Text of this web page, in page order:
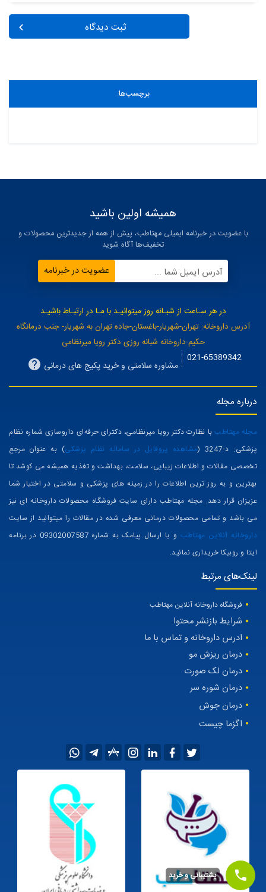
همیشه اولین باشید
با عضویت در خبرنامه ایمیلی مهتاطب، پیش از همه از جدیدترین محصولات و
آدرس ایمیل شما ... عضویت در خبرنامه
در هر سـاعت از شبـانه روز میتوانیـد با مـا در ارتبـاط باشیـد
آدرس داروخانه: تهران-شهریار-باغستان-جاده تهران به شهریار- جنب درمانگاه
حکیم-داروخانه شبانه روزی دکتر رویا میرنظامی
021-65389342
درباره مجله
مجله مهتاطب
با نظارت دکتر رویا میرنظامی، دکترای حرفه‌ای داروسازی شماره نظام
پزشکی: د-3247 (
مشاهده پروفایل در سامانه نظام پزشکی ) به عنوان مرجع
تخصصی مقالات و اطلاعات زیبایی، سلامت، بهداشت و تغذیه همیشه می کوشد تا
بهترین و به روز ترین اطلاعات را در زمینه های پزشکی و سلامتی در اختیار شما
عزیزان قرار دهد. مجله مهتاطب دارای سایت فروشگاه محصولات داروخانه ای نیز
داروخانه آنلاین مهتاطب
ایتا و روبیکا خریداری نمائید.
لینک‌های مرتبط
فروشگاه داروخانه آنلاین مهتاطب
شرایط بازنشر محتوا
ادرس داروخانه و تماس با ما
درمان ریزش مو
درمان لک صورت
اگزما چیست
پشتیبانی و خرید